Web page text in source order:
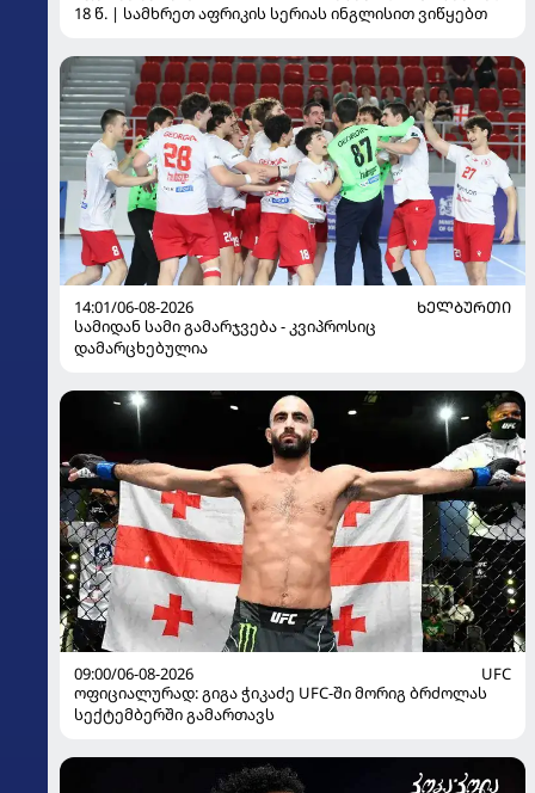
18 წ. | სამხრეთ აფრიკის სერიას ინგლისით ვიწყებთ
14:01/06-08-2026
ᲮᲔᲚᲑᲣᲠᲗᲘ
სამიდან სამი გამარჯვება - კვიპროსიც
დამარცხებულია
09:00/06-08-2026
UFC
ოფიციალურად: გიგა ჭიკაძე UFC-ში მორიგ ბრძოლას
სექტემბერში გამართავს